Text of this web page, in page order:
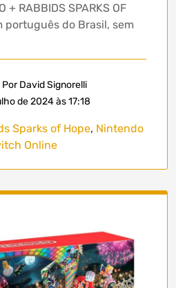
+ RABBIDS SPARKS OF
português do Brasil, sem
Por David Signorelli
de 2024 às 17:18
Sparks of Hope, Nintendo
Online